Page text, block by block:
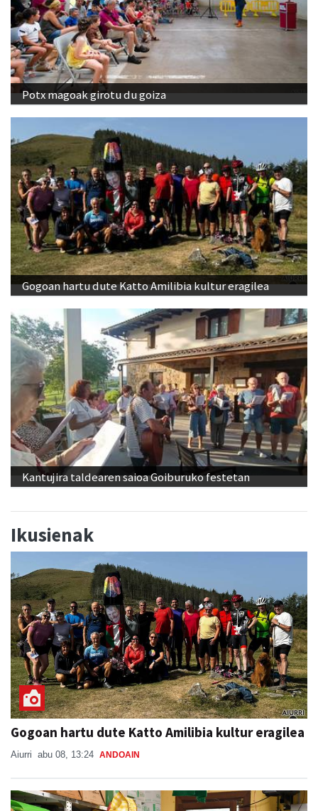
Potx magoak girotu du goiza
Gogoan hartu dute Katto Amilibia kultur eragilea
Kantujira taldearen saioa Goiburuko festetan
Ikusienak
Gogoan hartu dute Katto Amilibia kultur eragilea
Aiurri abu 08, 13:24 ANDOAIN